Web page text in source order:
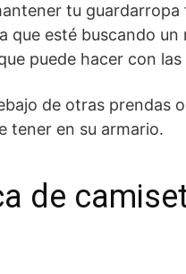
tu
que esté buscando un
puede hacer con
de otras prendas
tener en su armario.
de